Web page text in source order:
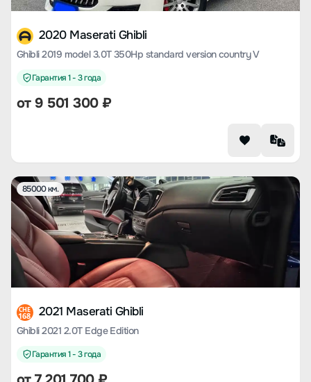
2020 Maserati Ghibli
Ghibli 2019 model 3.0T 350Hp standard version country V
Гарантия 1 - 3 года
от9 501 300₽
85000 км.
CHE
168 2021 Maserati Ghibli
Ghibli 2021 2.0T Edge Edition
Гарантия 1 - 3 года